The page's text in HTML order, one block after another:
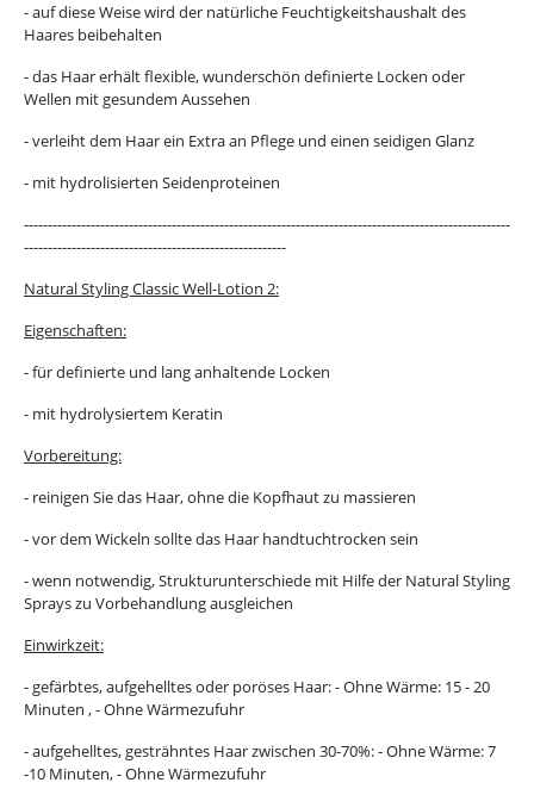
- auf diese Weise wird der natürliche Feuchtigkeitshaushalt des
Haares beibehalten
- das Haar erhält flexible, wunderschön definierte Locken oder
Wellen mit gesundem Aussehen
- verleiht dem Haar ein Extra an Pflege und einen seidigen Glanz
- mit hydrolisierten Seidenproteinen
------------------------------------------------------------------------------------------------------
-------------------------------------------------------
Natural Styling Classic Well-Lotion 2:
Eigenschaften:
- für definierte und lang anhaltende Locken
- mit hydrolysiertem Keratin
Vorbereitung:
- reinigen Sie das Haar, ohne die Kopfhaut zu massieren
- vor dem Wickeln sollte das Haar handtuchtrocken sein
- wenn notwendig, Strukturunterschiede mit Hilfe der Natural Styling
Sprays zu Vorbehandlung ausgleichen
Einwirkzeit:
- gefärbtes, aufgehelltes oder poröses Haar: - Ohne Wärme: 15 - 20
Minuten , - Ohne Wärmezufuhr
- aufgehelltes, gesträhntes Haar zwischen 30-70%: - Ohne Wärme: 7
-10 Minuten, - Ohne Wärmezufuhr